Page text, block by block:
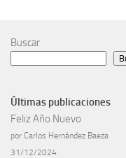
Buscar
Últimas publicaciones
Feliz Año Nuevo
por Carlos Hernández Baeza
31/12/2024